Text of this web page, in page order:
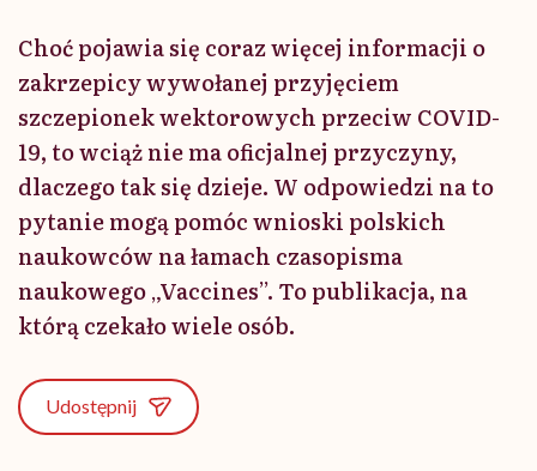
Choć pojawia się coraz więcej informacji o
zakrzepicy wywołanej przyjęciem
szczepionek wektorowych przeciw COVID-
19, to wciąż nie ma oficjalnej przyczyny,
dlaczego tak się dzieje. W odpowiedzi na to
pytanie mogą pomóc wnioski polskich
naukowców na łamach czasopisma
naukowego „Vaccines”. To publikacja, na
którą czekało wiele osób.
Udostępnij